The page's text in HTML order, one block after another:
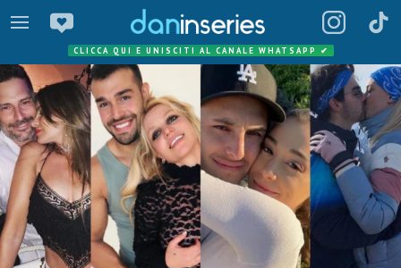
CLICCA QUI E UNISCITI AL CANALE WHATSAPP ✔